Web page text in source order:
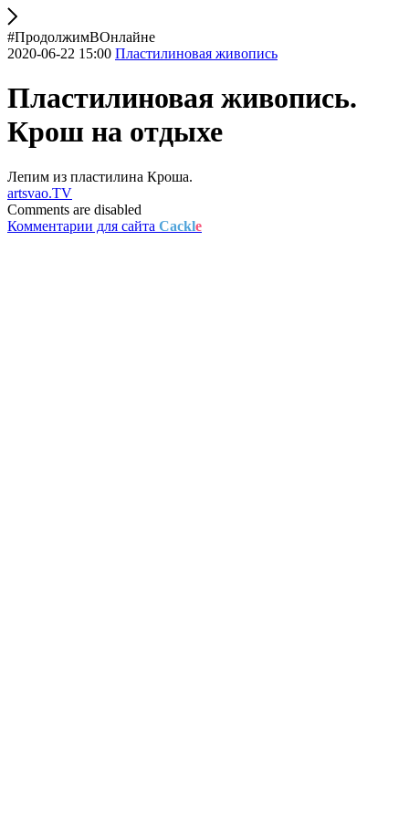
#ПродолжимВОнлайне
2020-06-22 15:00 Пластилиновая живопись
Пластилиновая живопись.
Крош на отдыхе
Лепим из пластилина Кроша.
artsvao.TV
Comments are disabled
Комментарии для сайта Cackle